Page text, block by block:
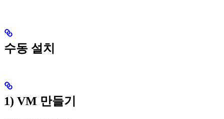
수동 설치
1) VM 만들기